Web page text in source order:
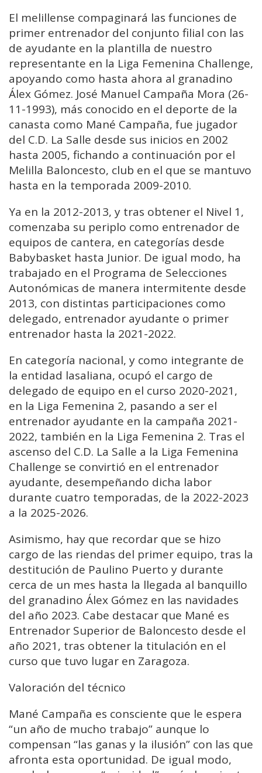
El melillense compaginará las funciones de
primer entrenador del conjunto filial con las
de ayudante en la plantilla de nuestro
representante en la Liga Femenina Challenge,
apoyando como hasta ahora al granadino
Álex Gómez. José Manuel Campaña Mora (26-
11-1993), más conocido en el deporte de la
canasta como Mané Campaña, fue jugador
del C.D. La Salle desde sus inicios en 2002
hasta 2005, fichando a continuación por el
Melilla Baloncesto, club en el que se mantuvo
hasta en la temporada 2009-2010.
Ya en la 2012-2013, y tras obtener el Nivel 1,
comenzaba su periplo como entrenador de
equipos de cantera, en categorías desde
Babybasket hasta Junior. De igual modo, ha
trabajado en el Programa de Selecciones
Autonómicas de manera intermitente desde
2013, con distintas participaciones como
delegado, entrenador ayudante o primer
entrenador hasta la 2021-2022.
En categoría nacional, y como integrante de
la entidad lasaliana, ocupó el cargo de
delegado de equipo en el curso 2020-2021,
en la Liga Femenina 2, pasando a ser el
entrenador ayudante en la campaña 2021-
2022, también en la Liga Femenina 2. Tras el
ascenso del C.D. La Salle a la Liga Femenina
Challenge se convirtió en el entrenador
ayudante, desempeñando dicha labor
durante cuatro temporadas, de la 2022-2023
a la 2025-2026.
Asimismo, hay que recordar que se hizo
cargo de las riendas del primer equipo, tras la
destitución de Paulino Puerto y durante
cerca de un mes hasta la llegada al banquillo
del granadino Álex Gómez en las navidades
del año 2023. Cabe destacar que Mané es
Entrenador Superior de Baloncesto desde el
año 2021, tras obtener la titulación en el
curso que tuvo lugar en Zaragoza.
Valoración del técnico
Mané Campaña es consciente que le espera
“un año de mucho trabajo” aunque lo
compensan “las ganas y la ilusión” con las que
afronta esta oportunidad. De igual modo,